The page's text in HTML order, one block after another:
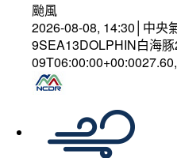
颱風
2026-08-08, 14:30│中央
9SEA13DOLPHIN白海